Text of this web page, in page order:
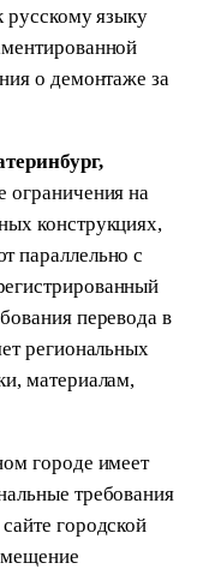
русскому языку
о демонтаже за
ограничения на
конструкциях,
параллельно с
перевода в
региональных
материалам,
городе имеет
требования
городской